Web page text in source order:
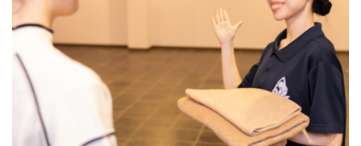
レッスン内容
アミーダの溶岩石には、ミネラルやバナジウ
ム・マイナスイオンなどの栄養素が含まれてい
ます。遠赤外線効果で身体の芯からじわじわと温
まり、さらに美肌効果も得られ、心と身体を癒
してくれます。